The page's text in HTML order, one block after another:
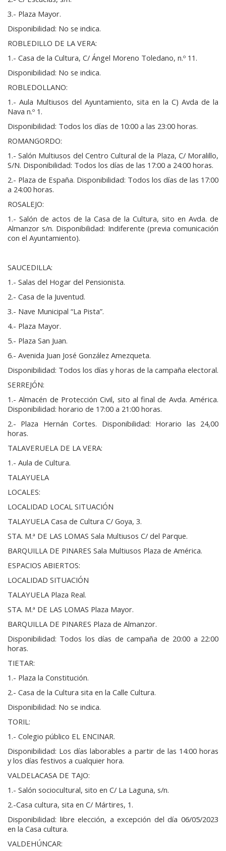
3.- Plaza Mayor.
Disponibilidad: No se indica.
ROBLEDILLO DE LA VERA:
1.- Casa de la Cultura, C/ Ángel Moreno Toledano, n.º 11.
Disponibilidad: No se indica.
ROBLEDOLLANO:
1.- Aula Multiusos del Ayuntamiento, sita en la C) Avda de la
Nava n.º 1.
Disponibilidad: Todos los días de 10:00 a las 23:00 horas.
ROMANGORDO:
1.- Salón Multiusos del Centro Cultural de la Plaza, C/ Moralillo,
S/N. Disponibilidad: Todos los días de las 17:00 a 24:00 horas.
2.- Plaza de España. Disponibilidad: Todos los días de las 17:00
a 24:00 horas.
ROSALEJO:
1.- Salón de actos de la Casa de la Cultura, sito en Avda. de
Almanzor s/n. Disponibilidad: Indiferente (previa comunicación
con el Ayuntamiento).
SAUCEDILLA:
1.- Salas del Hogar del Pensionista.
2.- Casa de la Juventud.
3.- Nave Municipal “La Pista”.
4.- Plaza Mayor.
5.- Plaza San Juan.
6.- Avenida Juan José González Amezqueta.
Disponibilidad: Todos los días y horas de la campaña electoral.
SERREJÓN:
1.- Almacén de Protección Civil, sito al final de Avda. América.
Disponibilidad: horario de 17:00 a 21:00 horas.
2.- Plaza Hernán Cortes. Disponibilidad: Horario las 24,00
horas.
TALAVERUELA DE LA VERA:
1.- Aula de Cultura.
TALAYUELA
LOCALES:
LOCALIDAD LOCAL SITUACIÓN
TALAYUELA Casa de Cultura C/ Goya, 3.
STA. M.ª DE LAS LOMAS Sala Multiusos C/ del Parque.
BARQUILLA DE PINARES Sala Multiusos Plaza de América.
ESPACIOS ABIERTOS:
LOCALIDAD SITUACIÓN
TALAYUELA Plaza Real.
STA. M.ª DE LAS LOMAS Plaza Mayor.
BARQUILLA DE PINARES Plaza de Almanzor.
Disponibilidad: Todos los días de campaña de 20:00 a 22:00
horas.
TIETAR:
1.- Plaza la Constitución.
2.- Casa de la Cultura sita en la Calle Cultura.
Disponibilidad: No se indica.
TORIL:
1.- Colegio público EL ENCINAR.
Disponibilidad: Los días laborables a partir de las 14:00 horas
y los días festivos a cualquier hora.
VALDELACASA DE TAJO:
1.- Salón sociocultural, sito en C/ La Laguna, s/n.
2.-Casa cultura, sita en C/ Mártires, 1.
Disponibilidad: libre elección, a excepción del día 06/05/2023
en la Casa cultura.
VALDEHÚNCAR: